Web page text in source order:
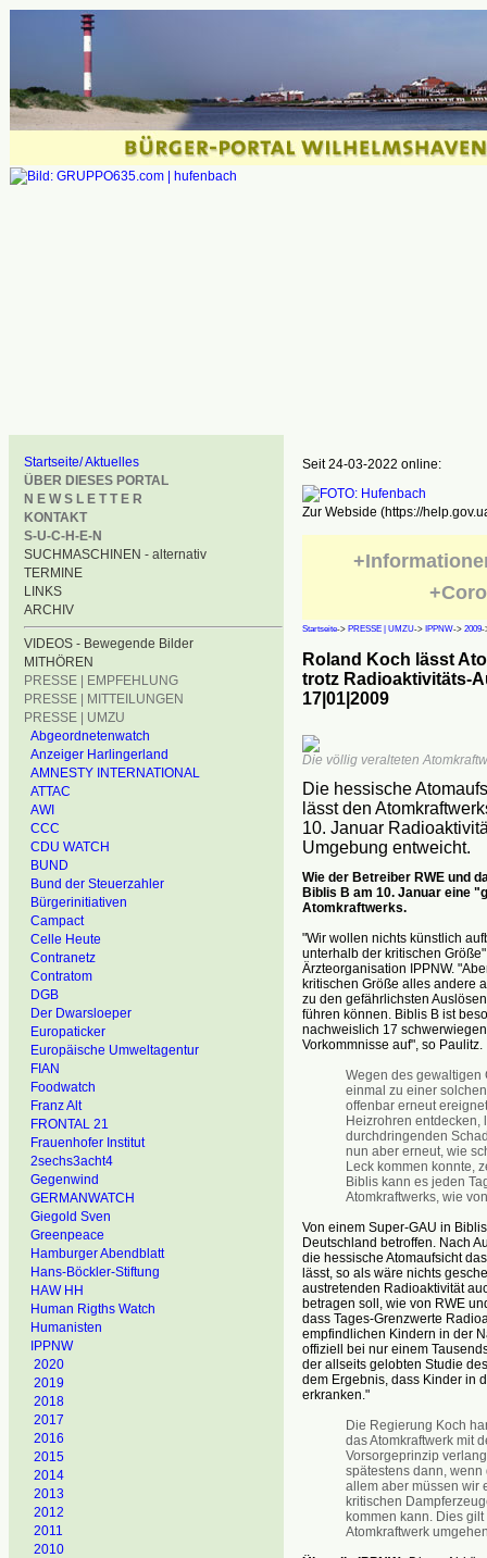
Startseite/ Aktuelles
ÜBER DIESES PORTAL
N E W S L E T T E R
KONTAKT
S-U-C-H-E-N
SUCHMASCHINEN - alternativ
TERMINE
LINKS
ARCHIV
VIDEOS - Bewegende Bilder
MITHÖREN
PRESSE | EMPFEHLUNG
PRESSE | MITTEILUNGEN
PRESSE | UMZU
Abgeordnetenwatch
Anzeiger Harlingerland
AMNESTY INTERNATIONAL
ATTAC
AWI
CCC
CDU WATCH
BUND
Bund der Steuerzahler
Bürgerinitiativen
Campact
Celle Heute
Contranetz
Contratom
DGB
Der Dwarsloeper
Europaticker
Europäische Umweltagentur
FIAN
Foodwatch
Franz Alt
FRONTAL 21
Frauenhofer Institut
2sechs3acht4
Gegenwind
GERMANWATCH
Giegold Sven
Greenpeace
Hamburger Abendblatt
Hans-Böckler-Stiftung
HAW HH
Human Rigths Watch
Humanisten
IPPNW
2020
2019
2018
2017
2016
2015
2014
2013
2012
2011
2010
Seit 24-03-2022 online:
Zur Webside (https://
Startseite-> PRESSE | UMZU-> IPPNW-> 2009-
Roland Koch lässt
trotz Radioaktivitäts-
17|01|2009
Die völlig veralteten
Die hessische
lässt den
10. Januar
Umgebung entweicht.
Wie der Betreiber RWE und
Biblis B am 10. Januar eine
Atomkraftwerks.
"Wir wollen nichts künstlich
unterhalb der kritischen
Ärzteorganisation IPPNW.
kritischen Größe alles andere
zu den gefährlichsten
führen können. Biblis B ist
nachweislich 17
Vorkommnisse auf", so Paulitz.
Wegen des gewaltigen
einmal zu einer
offenbar erneut
Heizrohren entdecken,
durchdringenden
nun aber erneut, wie
Leck kommen konnte,
Biblis kann es jeden
Atomkraftwerks, wie
Von einem Super-GAU in
Deutschland betroffen. Nach
die hessische Atomaufsicht
lässt, so als wäre nichts
austretenden Radioaktivität
betragen soll, wie von RWE
dass Tages-Grenzwerte
empfindlichen Kindern in der
offiziell bei nur einem
der allseits gelobten Studie
dem Ergebnis, dass Kinder in
erkranken."
Die Regierung Koch
das Atomkraftwerk mit
Vorsorgeprinzip
spätestens dann,
allem aber müssen wir
kritischen
kommen kann. Dies
Atomkraftwerk